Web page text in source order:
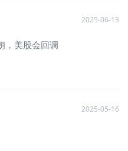
2025-06-13
，美股会回调
2025-05-16